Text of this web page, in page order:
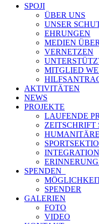
SPOJI
ÜBER UNS
UNSER
EHRUNGEN
MEDIEN
VERNETZEN
MITGLIED
AKTIVITÄTEN
NEWS
PROJEKTE
LAUFENDE
ZEITSCHRIFT
SPENDEN
SPENDER
GALERIEN
FOTO
VIDEO